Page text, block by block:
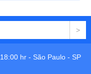
hr - São Paulo - SP